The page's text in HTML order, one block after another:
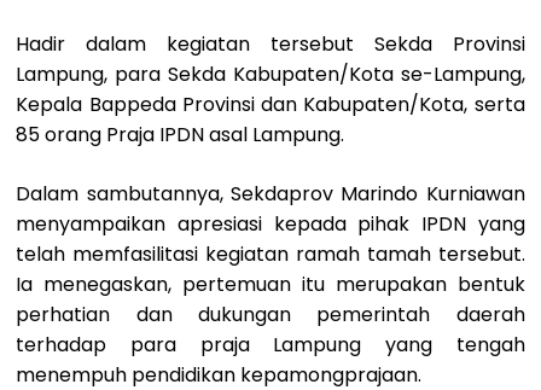
Hadir dalam kegiatan tersebut Sekda Provinsi
Lampung, para Sekda Kabupaten/Kota se-Lampung,
Kepala Bappeda Provinsi dan Kabupaten/Kota, serta
85 orang Praja IPDN asal Lampung.
Dalam sambutannya, Sekdaprov Marindo Kurniawan
menyampaikan apresiasi kepada pihak IPDN yang
telah memfasilitasi kegiatan ramah tamah tersebut.
Ia menegaskan, pertemuan itu merupakan bentuk
perhatian dan dukungan pemerintah daerah
terhadap para praja Lampung yang tengah
menempuh pendidikan kepamongprajaan.